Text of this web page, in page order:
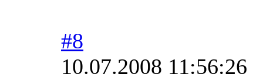
#8
10.07.2008 11:56:26